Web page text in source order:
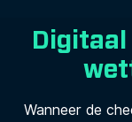
Wanneer de